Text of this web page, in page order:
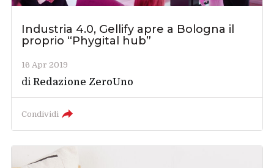
Industria 4.0, Gellify apre a Bologna il
proprio “Phygital hub”
16 Apr 2019
diRedazione ZeroUno
Condividi